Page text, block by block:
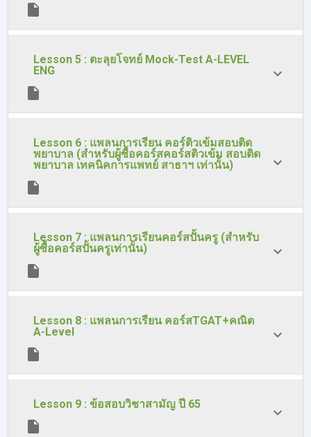
Lesson 5 : ตะลุยโจทย์ Mock-Test A-LEVEL
ENG
Lesson 6 : แพลนการเรียน คอร์ติวเข้มสอบติด
พยาบาล (สำหรับผู้ซื้อคอร์สคอร์สติวเข้ม สอบติด
พยาบาล เทคนิคการแพทย์ สาธาฯ เท่านั้น)
Lesson 7 : แพลนการเรียนคอร์สปั้นครู (สำหรับ
ผู้ซื้อคอร์สปั้นครูเท่านั้น)
Lesson 8 : แพลนการเรียน คอร์สTGAT+คณิต
A-Level
Lesson 9 : ข้อสอบวิชาสามัญ ปี 65